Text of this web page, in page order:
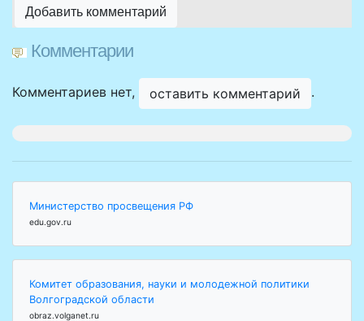
Добавить комментарий
Комментарии
Комментариев нет, оставить комментарий .
Министерство просвещения РФ
edu.gov.ru
Комитет образования, науки и молодежной политики
Волгоградской области
obraz.volganet.ru